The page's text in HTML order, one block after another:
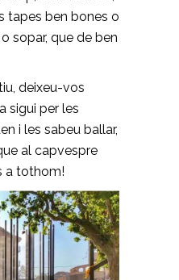
tapes ben bones o
sopar, que de ben
deixeu-vos
sigui per les
i les sabeu ballar,
al capvespre
a tothom!